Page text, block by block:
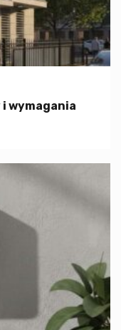
wymagania